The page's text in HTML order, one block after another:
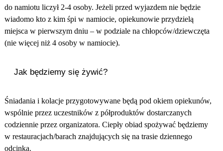
do namiotu liczył 2-4 osoby. Jeżeli przed wyjazdem nie będzie
wiadomo kto z kim śpi w namiocie, opiekunowie przydzielą
miejsca w pierwszym dniu – w podziale na chłopców/dziewczęta
(nie więcej niż 4 osoby w namiocie).
Jak będziemy się żywić?
Śniadania i kolacje przygotowywane będą pod okiem opiekunów,
wspólnie przez uczestników z półproduktów dostarczanych
codziennie przez organizatora. Ciepły obiad spożywać będziemy
w restauracjach/barach znajdujących się na trasie dziennego
odcinka.